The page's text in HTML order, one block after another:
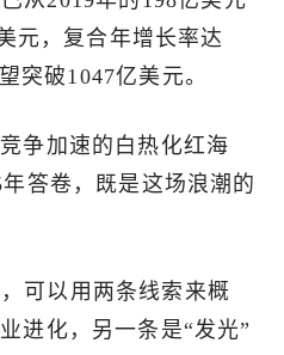
元，复合年增长率达
突破1047亿美元。
争加速的白热化红海
答卷，既是这场浪潮的
可以用两条线索来概
进化，另一条是“发光”